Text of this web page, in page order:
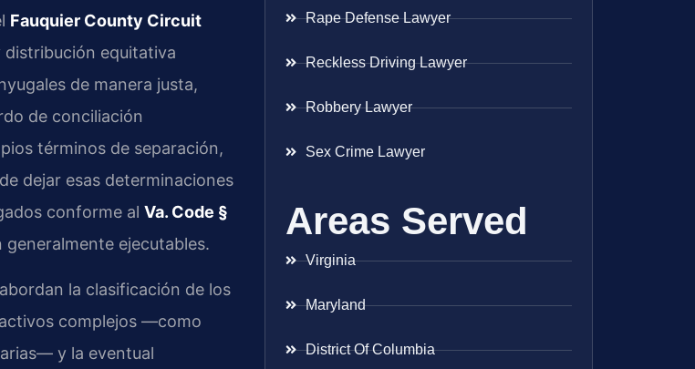
Fauquier County Circuit
distribución equitativa
de manera justa,
de conciliación
términos de separación,
dejar esas determinaciones
conforme al Va. Code §
ejecutables.
la clasificación de los
complejos —como
y la eventual
Rape Defense Lawyer
Reckless Driving Lawyer
Robbery Lawyer
Sex Crime Lawyer
Areas Served
Virginia
Maryland
District Of Columbia